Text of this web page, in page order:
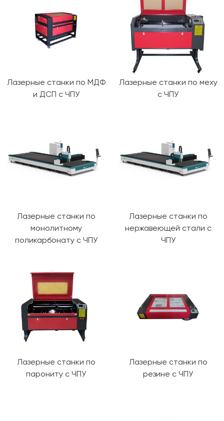
Лазерные станки по МДФ
и ДСП с ЧПУ
Лазерные станки по меху
с ЧПУ
Лазерные станки по
монолитному
поликарбонату с ЧПУ
Лазерные станки по
нержавеющей стали с
ЧПУ
Лазерные станки по
парониту с ЧПУ
Лазерные станки по
резине с ЧПУ